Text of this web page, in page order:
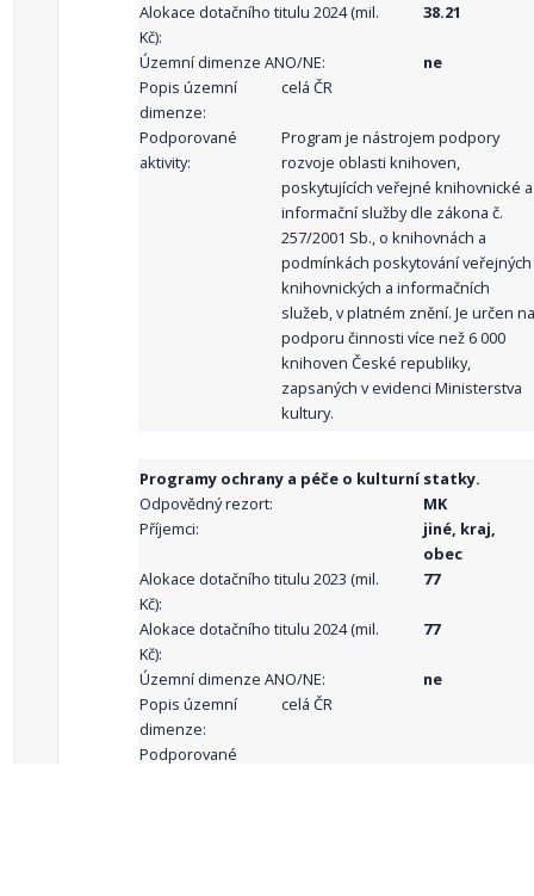
Alokace dotačního titulu 2024 (mil.
Kč):
38.21
Územní dimenze ANO/NE:
ne
Popis územní
dimenze:
celá ČR
Podporované
aktivity:
Program je nástrojem podpory
rozvoje oblasti knihoven,
poskytujících veřejné knihovnické a
informační služby dle zákona č.
257/2001 Sb., o knihovnách a
podmínkách poskytování veřejných
knihovnických a informačních
služeb, v platném znění. Je určen na
podporu činnosti více než 6 000
knihoven České republiky,
zapsaných v evidenci Ministerstva
kultury.
Programy ochrany a péče o kulturní statky.
Odpovědný rezort:
MK
Příjemci:
jiné, kraj,
obec
Alokace dotačního titulu 2023 (mil.
Kč):
77
Alokace dotačního titulu 2024 (mil.
Kč):
77
Územní dimenze ANO/NE:
ne
Popis územní
dimenze:
celá ČR
Podporované